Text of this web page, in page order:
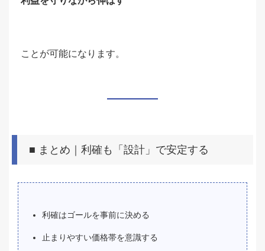
ことが可能になります。
■ まとめ｜利確も「設計」で安定する
利確はゴールを事前に決める
止まりやすい価格帯を意識する